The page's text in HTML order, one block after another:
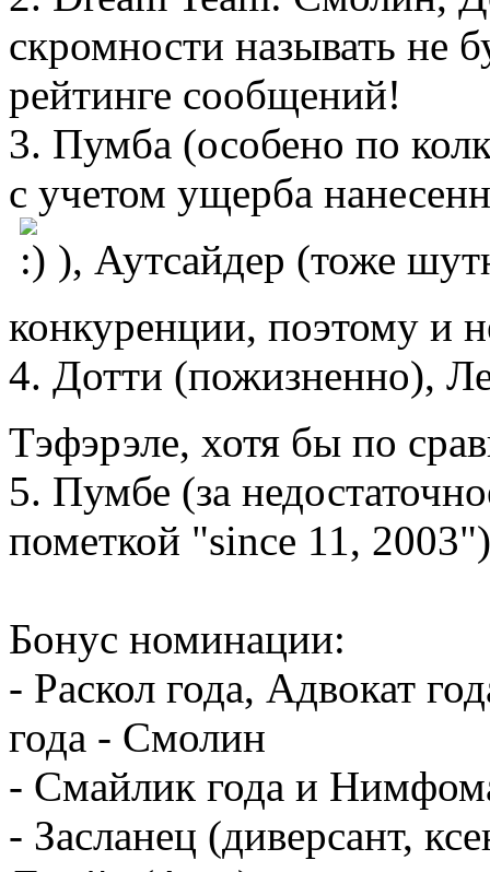
скромности называть не
рейтинге сообщений!
3. Пумба (особено по
с учетом ущерба
), Аутсайдер (тоже
конкуренции, поэтому и
4. Дотти (пожизненно),
Тэфэрэле, хотя бы по
5. Пумбе (за
пометкой "since 11, 2003")
Бонус номинации:
- Раскол года, Адвокат
года - Смолин
- Смайлик года и
- Засланец (диверсант,